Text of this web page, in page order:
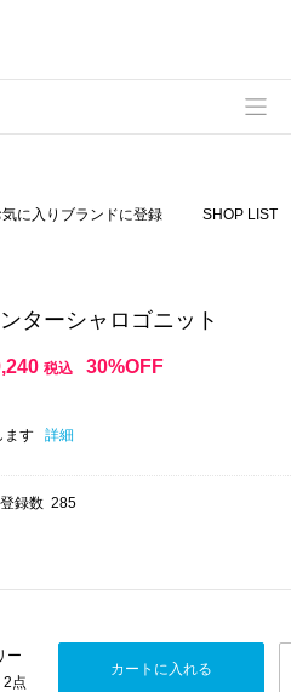
気に入りブランドに登録 SHOP LIST
ターシャロゴニット
税込 30%OFF
ます 詳細
録数 285
ー
2点
カートに入れる